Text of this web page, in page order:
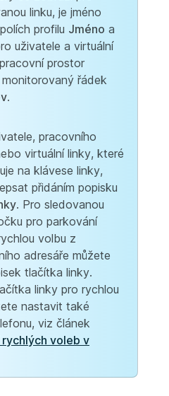
linku, je jméno
profilu Jméno a
uživatele a virtuální
prostor
řádek
.
pracovního
virtuální linky, které
na klávese linky,
přidáním popisku
. Pro sledovanou
pro parkování
volbu z
adresáře můžete
tlačítka linky.
linky pro rychlou
nastavit také
viz článek
rychlých voleb v